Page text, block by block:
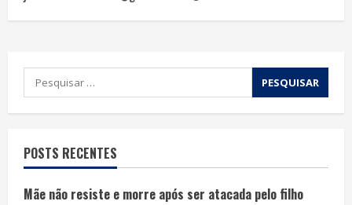
POSTS RECENTES
Mãe não resiste e morre após ser atacada pelo filho